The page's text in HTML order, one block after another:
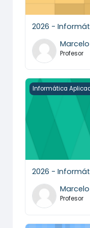
2026 -
Marcelo
Profesor
2026 -
Informática
2026 -
Marcelo
Profesor